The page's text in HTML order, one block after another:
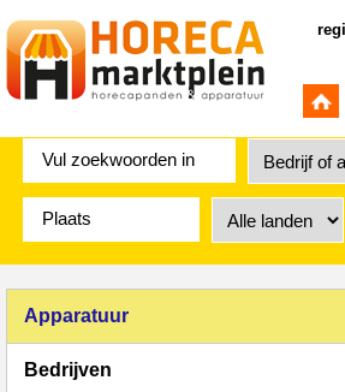
Apparatuur
Bedrijven